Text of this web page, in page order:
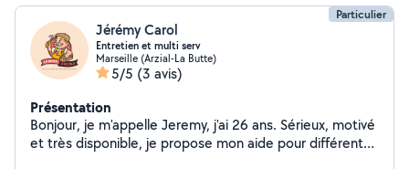
Particulier
Jérémy Carol
Entretien et multi serv
Marseille (Arzial-La Butte)
5/5 (3 avis)
Présentation
Bonjour, je m'appelle Jeremy, j'ai 26 ans. Sérieux, motivé
et très disponible, je propose mon aide pour différents